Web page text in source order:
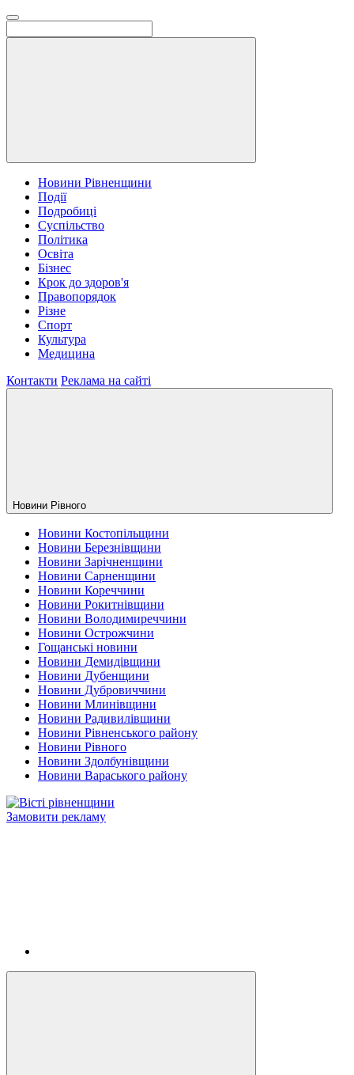
Новини Рівненщини
Події
Подробиці
Суспільство
Політика
Освіта
Бізнес
Крок до здоров'я
Правопорядок
Різне
Спорт
Культура
Медицина
Контакти Реклама на сайті
Новини Рiвного
Новини Костопільщини
Новини Березнівщини
Новини Зарічненщини
Новини Сарненщини
Новини Кореччини
Новини Рокитнівщини
Новини Володимиреччини
Новини Острожчини
Гощанські новини
Новини Демидівщини
Новини Дубенщини
Новини Дубровиччини
Новини Млинівщини
Новини Радивилівщини
Новини Рівненського району
Новини Рівного
Новини Здолбунівщини
Новини Вараського району
Замовити рекламу